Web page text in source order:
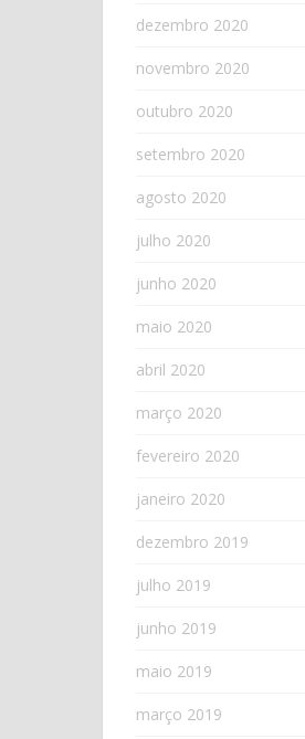
dezembro 2020
novembro 2020
outubro 2020
setembro 2020
agosto 2020
julho 2020
junho 2020
maio 2020
abril 2020
março 2020
fevereiro 2020
janeiro 2020
dezembro 2019
julho 2019
junho 2019
maio 2019
março 2019